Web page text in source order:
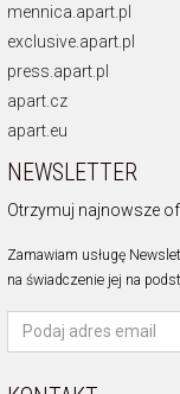
mennica.apart.pl
exclusive.apart.pl
press.apart.pl
apart.cz
apart.eu
NEWSLETTER
Otrzymuj najnowsze
Zamawiam usługę
na świadczenie jej na